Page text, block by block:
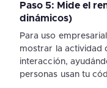
Paso 5: Mide el
dinámicos)
Para uso
mostrar la actividad
interacción,
personas usan tu